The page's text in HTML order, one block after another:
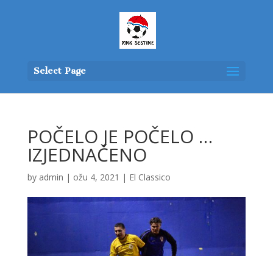
Select Page
POČELO JE POČELO …
IZJEDNAČENO
by admin | ožu 4, 2021 | El Classico